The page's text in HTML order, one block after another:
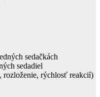
sedačkách
sedadiel
rýchlosť reakcií)